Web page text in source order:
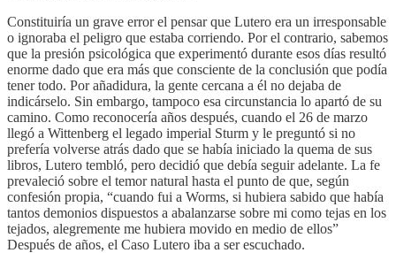
Constituiría un grave error el pensar que Lutero era un irresponsable
o ignoraba el peligro que estaba corriendo. Por el contrario, sabemos
que la presión psicológica que experimentó durante esos días resultó
enorme dado que era más que consciente de la conclusión que podía
tener todo. Por añadidura, la gente cercana a él no dejaba de
indicárselo. Sin embargo, tampoco esa circunstancia lo apartó de su
camino. Como reconocería años después, cuando el 26 de marzo
llegó a Wittenberg el legado imperial Sturm y le preguntó si no
prefería volverse atrás dado que se había iniciado la quema de sus
libros, Lutero tembló, pero decidió que debía seguir adelante. La fe
prevaleció sobre el temor natural hasta el punto de que, según
confesión propia, “cuando fui a Worms, si hubiera sabido que había
tantos demonios dispuestos a abalanzarse sobre mi como tejas en los
tejados, alegremente me hubiera movido en medio de ellos”
Después de años, el Caso Lutero iba a ser escuchado.